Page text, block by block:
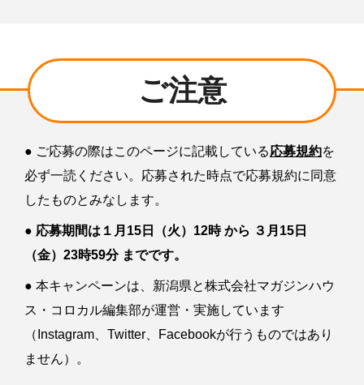
ご注意
● ご応募の際はこのページに記載している応募規約を
必ず一読ください。応募された時点で応募規約に同意
したものとみなします。
● 応募期間は１月15日（火）12時 から ３月15日
（金）23時59分 までです。
● 本キャンペーンは、新潟県と株式会社マガジンハウ
ス・コロカル編集部が運営・実施しています
（Instagram、Twitter、Facebookが行うものではあり
ません）。